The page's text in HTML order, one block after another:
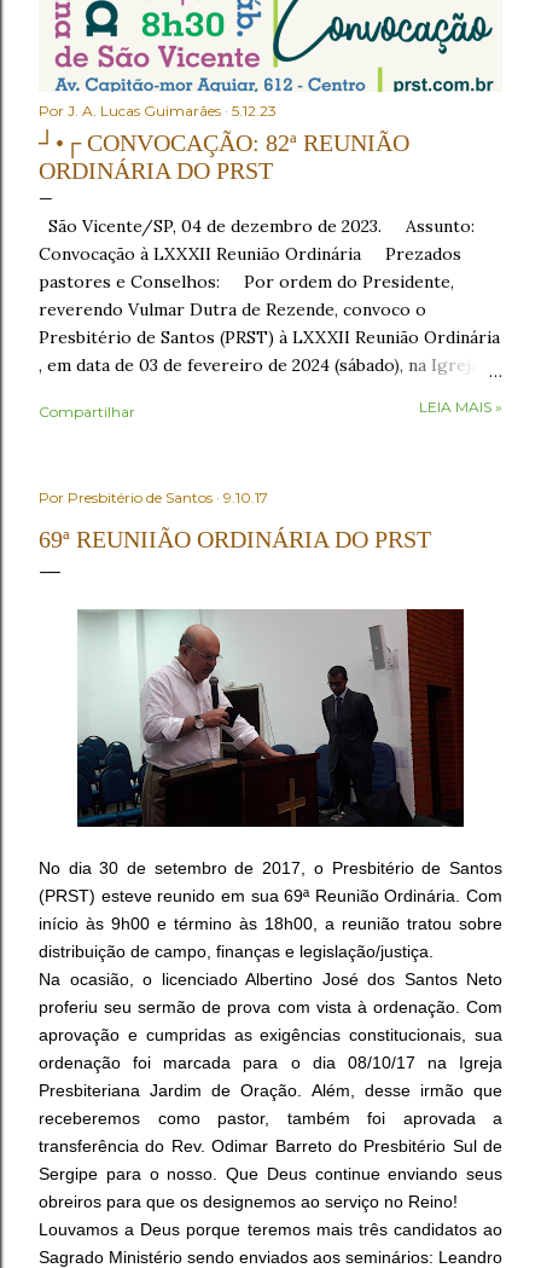
Por J. A. Lucas Guimarães 5.12.23
┘•┌ CONVOCAÇÃO: 82ª REUNIÃO
ORDINÁRIA DO PRST
São Vicente/SP, 04 de dezembro de 2023. Assunto:
Convocação à LXXXII Reunião Ordinária Prezados
pastores e Conselhos: Por ordem do Presidente,
reverendo Vulmar Dutra de Rezende, convoco o
Presbitério de Santos (PRST) à LXXXII Reunião Ordinária
, em data de 03 de fevereiro de 2024 (sábado), na Igreja
Aguiar, nº 612, Centro, São Vicente/SP, como segue: •
Ato de Verificação de Poderes , os Presbíteros
representantes das igrejas tomarão assento mediante a
igreja representada (CI/IPB, art. 68) . Os Pastores
tomaram assento mediante a verificação de presença,
devendo apresentar à Mesa a Carteira de Ministro e o
Relatório Ministerial Anual ...
Compartilhar LEIA MAIS »
Por Presbitério de Santos 9.10.17
69ª REUNIIÃO ORDINÁRIA DO PRST
No dia 30 de setembro de 2017, o Presbitério de Santos
(PRST) esteve reunido em sua 69ª Reunião Ordinária. Com
início às 9h00 e término às 18h00, a reunião tratou sobre
distribuição de campo, finanças e legislação/justiça.
Na ocasião, o licenciado Albertino José dos Santos Neto
proferiu seu sermão de prova com vista à ordenação. Com
aprovação e cumpridas as exigências constitucionais, sua
ordenação foi marcada para o dia 08/10/17 na Igreja
Presbiteriana Jardim de Oração. Além, desse irmão que
receberemos como pastor, também foi aprovada a
transferência do Rev. Odimar Barreto do Presbitério Sul de
Sergipe para o nosso. Que Deus continue enviando seus
obreiros para que os designemos ao serviço no Reino!
Louvamos a Deus porque teremos mais três candidatos ao
Sagrado Ministério sendo enviados aos seminários: Leandro